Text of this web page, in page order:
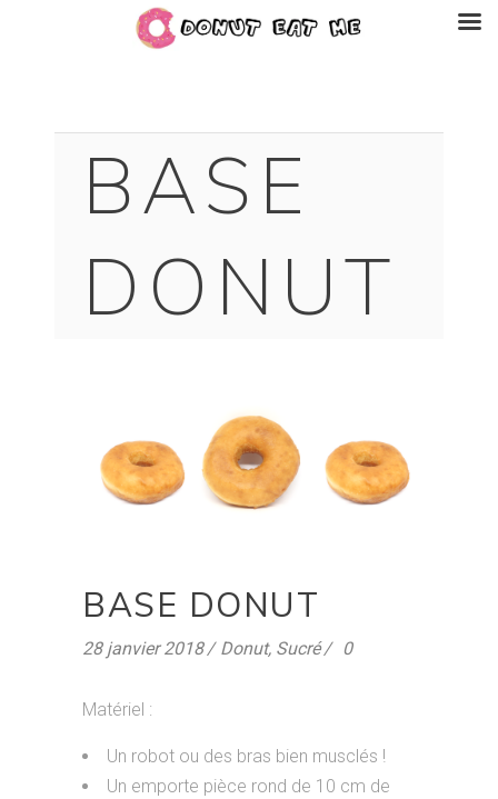
BASE
DONUT
BASE DONUT
28 janvier 2018 Donut, Sucré 0
Matériel :
Un robot ou des bras bien musclés !
Un emporte pièce rond de 10 cm de